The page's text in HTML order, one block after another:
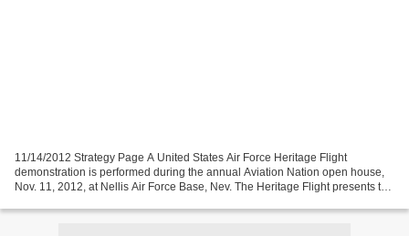
11/14/2012 Strategy Page A United States Air Force Heritage Flight
demonstration is performed during the annual Aviation Nation open house,
Nov. 11, 2012, at Nellis Air Force Base, Nev. The Heritage Flight presents the